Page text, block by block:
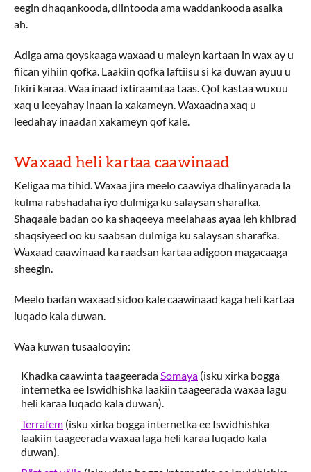
eegin dhaqankooda, diintooda ama waddankooda asalka
ah.
Adiga ama qoyskaaga waxaad u maleyn kartaan in wax ay u
fiican yihiin qofka. Laakiin qofka laftiisu si ka duwan ayuu u
fikiri karaa. Waa inaad ixtiraamtaa taas. Qof kastaa wuxuu
xaq u leeyahay inaan la xakameyn. Waxaadna xaq u
leedahay inaadan xakameyn qof kale.
Waxaad heli kartaa caawinaad
Keligaa ma tihid. Waxaa jira meelo caawiya dhalinyarada la
kulma rabshadaha iyo dulmiga ku salaysan sharafka.
Shaqaale badan oo ka shaqeeya meelahaas ayaa leh khibrad
shaqsiyeed oo ku saabsan dulmiga ku salaysan sharafka.
Waxaad caawinaad ka raadsan kartaa adigoon magacaaga
sheegin.
Meelo badan waxaad sidoo kale caawinaad kaga heli kartaa
luqado kala duwan.
Waa kuwan tusaalooyin:
Khadka caawinta taageeradaSomaya (isku xirka bogga
internetka ee Iswidhishka laakiin taageerada waxaa lagu
heli karaa luqado kala duwan).
Terrafem (isku xirka bogga internetka ee Iswidhishka
laakiin taageerada waxaa laga heli karaa luqado kala
duwan).